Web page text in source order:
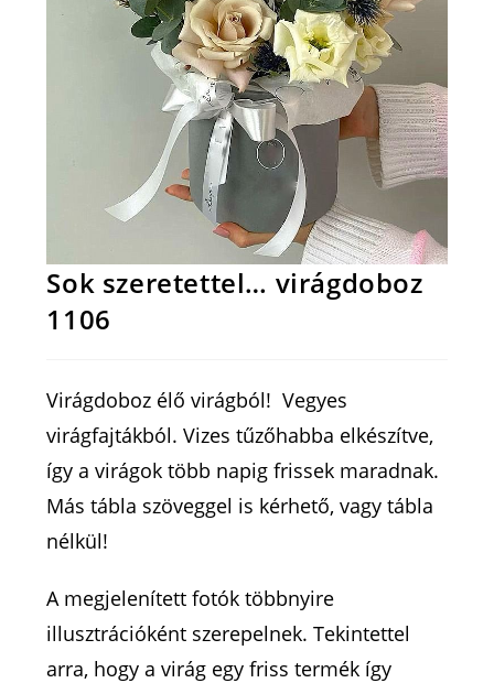
Sok szeretettel… virágdoboz
1106
Virágdoboz élő virágból! Vegyes
virágfajtákból. Vizes tűzőhabba elkészítve,
így a virágok több napig frissek maradnak.
Más tábla szöveggel is kérhető, vagy tábla
nélkül!
A megjelenített fotók többnyire
illusztrációként szerepelnek. Tekintettel
arra, hogy a virág egy friss termék így